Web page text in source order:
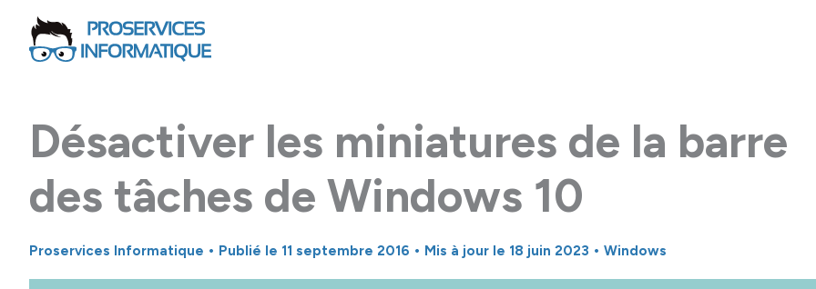
contenu
Désactiver les miniatures de la barre
des tâches de Windows 10
Proservices Informatique • Publié le 11 septembre 2016 • Mis à jour le 18 juin 2023 • Windows